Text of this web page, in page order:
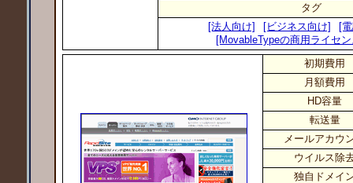
タグ
[法人向け]
[ビジネス向け]
[
[MovableTypeの商用ライセ
初期費用
月額費用
HD容量
転送量
メールアカウ
ウイルス除
独自ドメイ